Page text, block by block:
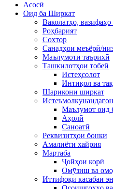
Асосӣ
Оид ба Ширкат
Ваколатҳо,
Роҳбарият
Сохтор
Санадҳои меъёрӣ/
Маълумоти таърихӣ
Ташкилотҳои тобеӣ
Истеҳсолот
Интиқол ва
Шарикони ширкат
Истеъмолкунандагон
Маълумот оид
Аҳолӣ
Саноатӣ
Реквизитҳои бонкӣ
Амалиёти хайрия
Мартаба
Ҷойҳои корӣ
Омӯзиш ва
Иттифоқи касабаи